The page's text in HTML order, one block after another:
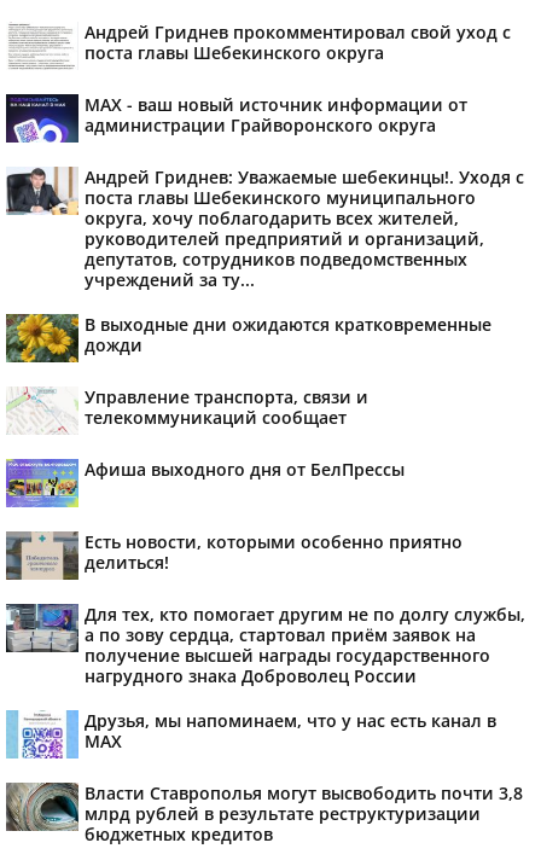
Андрей Гриднев прокомментировал свой уход с
поста главы Шебекинского округа
MAX - ваш новый источник информации от
администрации Грайворонского округа
Андрей Гриднев: Уважаемые шебекинцы!. Уходя с
поста главы Шебекинского муниципального
округа, хочу поблагодарить всех жителей,
руководителей предприятий и организаций,
депутатов, сотрудников подведомственных
учреждений за ту...
В выходные дни ожидаются кратковременные
дожди
Управление транспорта, связи и
телекоммуникаций сообщает
Афиша выходного дня от БелПрессы
Есть новости, которыми особенно приятно
делиться!
Для тех, кто помогает другим не по долгу службы,
а по зову сердца, стартовал приём заявок на
получение высшей награды государственного
нагрудного знака Доброволец России
Друзья, мы напоминаем, что у нас есть канал в
МАХ
Власти Ставрополья могут высвободить почти 3,8
млрд рублей в результате реструктуризации
бюджетных кредитов